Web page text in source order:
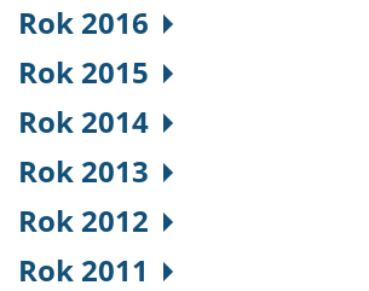
Rok 2016
Rok 2015
Rok 2014
Rok 2013
Rok 2012
Rok 2011